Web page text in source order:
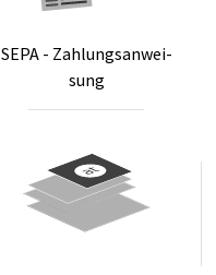
SE­PA - Zah­lungs­an­wei­
sung